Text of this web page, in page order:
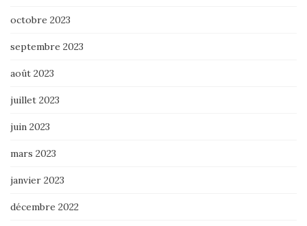
octobre 2023
septembre 2023
août 2023
juillet 2023
juin 2023
mars 2023
janvier 2023
décembre 2022